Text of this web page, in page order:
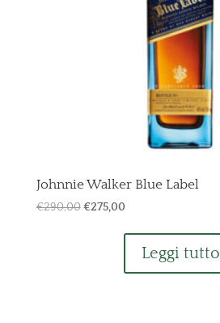
Johnnie Walker Blue Label
€290,00 Il
€275,00Il
attuale
Leggi tutto